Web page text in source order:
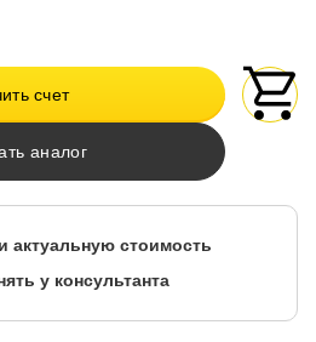
счет
аналог
актуальную стоимость
у консультанта